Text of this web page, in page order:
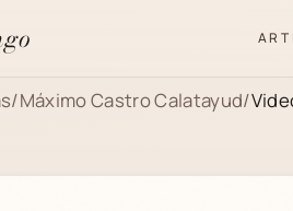
/Máximo Castro Calatayud/